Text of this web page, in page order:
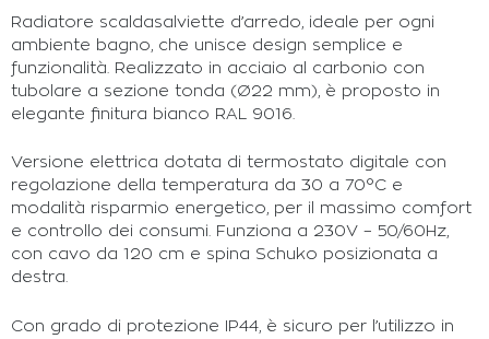
Radiatore scaldasalviette d’arredo, ideale per ogni
ambiente bagno, che unisce design semplice e
funzionalità. Realizzato in acciaio al carbonio con
tubolare a sezione tonda (Ø22 mm), è proposto in
elegante finitura bianco RAL 9016.
Versione elettrica dotata di termostato digitale con
regolazione della temperatura da 30 a 70°C e
modalità risparmio energetico, per il massimo comfort
e controllo dei consumi. Funziona a 230V – 50/60Hz,
con cavo da 120 cm e spina Schuko posizionata a
destra.
Con grado di protezione IP44, è sicuro per l’utilizzo in